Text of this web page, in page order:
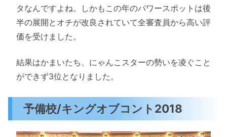
タなんですよね。しかもこの年のパワースポットは後
半の展開とオチが改良されていて全審査員から高い評
価を受けました。
結果はかまいたち、にゃんこスターの勢いを凌ぐこと
ができず3位となりました。
予備校/キングオブコント2018